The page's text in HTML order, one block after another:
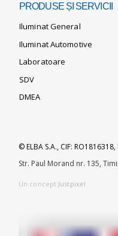
PRODUSE ȘI SERVICII
Iluminat General
Iluminat Automotive
Laboratoare
SDV
DMEA
© ELBA S.A., CIF:
Str. Paul Morand nr. 135,
Un concept Justpixel